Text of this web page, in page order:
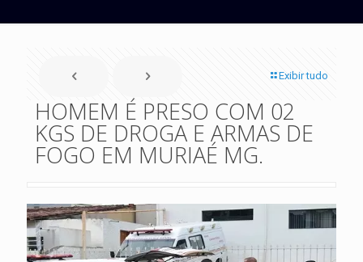
Exibir tudo
HOMEM É PRESO COM 02
KGS DE DROGA E ARMAS DE
FOGO EM MURIAÉ MG.